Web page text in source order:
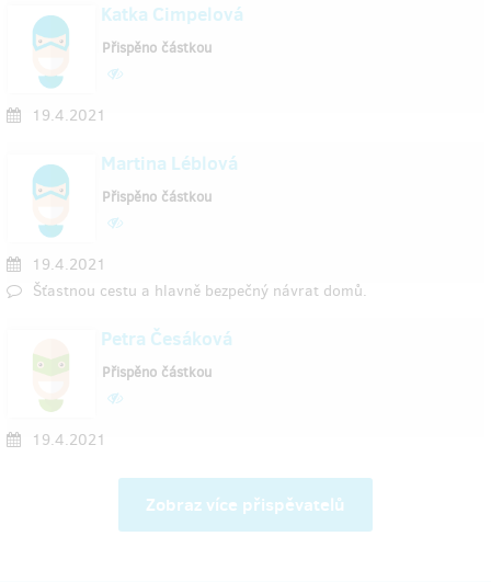
Katka Cimpelová
19.4.2021
Přispěno částkou
Martina Léblová
19.4.2021
Šťastnou cestu a hlavně bezpečný návrat domů.
Přispěno částkou
Petra Česáková
19.4.2021
Přispěno částkou
Zobraz více přispěvatelů